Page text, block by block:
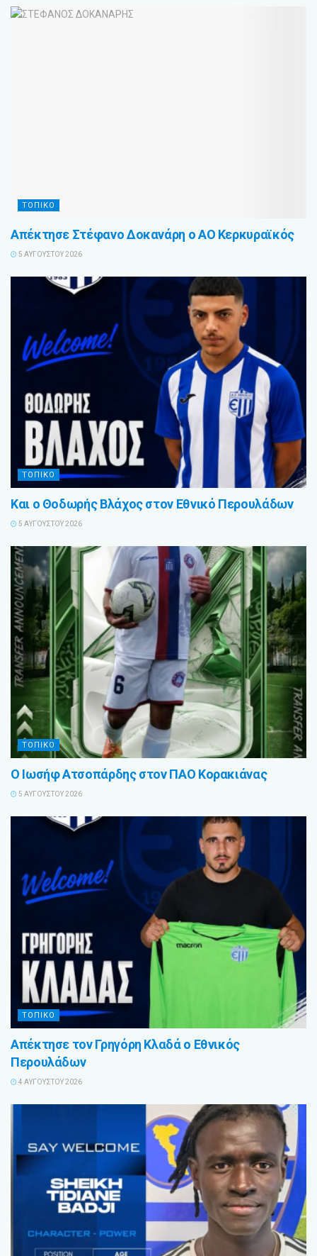
ΤΟΠΙΚΟ
Απέκτησε Στέφανο Δοκανάρη ο ΑΟ Κερκυραϊκός
5 ΑΥΓΟΎΣΤΟΥ 2026
ΤΟΠΙΚΟ
Και ο Θοδωρής Βλάχος στον Εθνικό Περουλάδων
5 ΑΥΓΟΎΣΤΟΥ 2026
ΤΟΠΙΚΟ
Ο Ιωσήφ Ατσοπάρδης στον ΠΑΟ Κορακιάνας
5 ΑΥΓΟΎΣΤΟΥ 2026
ΤΟΠΙΚΟ
Απέκτησε τον Γρηγόρη Κλαδά ο Εθνικός
Περουλάδων
4 ΑΥΓΟΎΣΤΟΥ 2026